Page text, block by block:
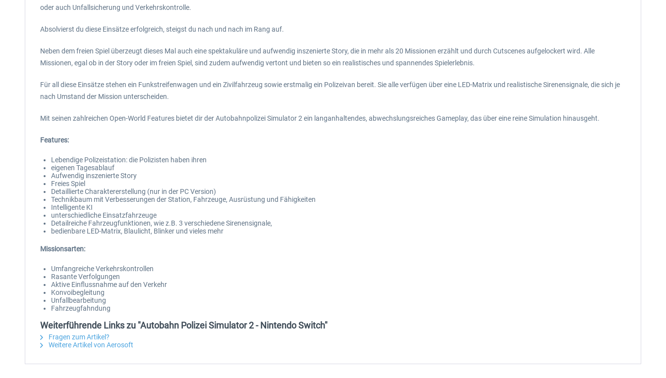
oder auch Unfallsicherung und Verkehrskontrolle.
Absolvierst du diese Einsätze erfolgreich, steigst du nach und nach im Rang auf.
Neben dem freien Spiel überzeugt dieses Mal auch eine spektakuläre und aufwendig inszenierte Story, die in mehr als 20 Missionen erzählt und durch Cutscenes aufgelockert wird. Alle
Missionen, egal ob in der Story oder im freien Spiel, sind zudem aufwendig vertont und bieten so ein realistisches und spannendes Spielerlebnis.
Für all diese Einsätze stehen ein Funkstreifenwagen und ein Zivilfahrzeug sowie erstmalig ein Polizeivan bereit. Sie alle verfügen über eine LED-Matrix und realistische Sirenensignale, die sich je
nach Umstand der Mission unterscheiden.
Mit seinen zahlreichen Open-World Features bietet dir der Autobahnpolizei Simulator 2 ein langanhaltendes, abwechslungsreiches Gameplay, das über eine reine Simulation hinausgeht.
Features:
Lebendige Polizeistation: die Polizisten haben ihren
eigenen Tagesablauf
Aufwendig inszenierte Story
Freies Spiel
Detaillierte Charaktererstellung (nur in der PC Version)
Technikbaum mit Verbesserungen der Station, Fahrzeuge, Ausrüstung und Fähigkeiten
Intelligente KI
unterschiedliche Einsatzfahrzeuge
Detailreiche Fahrzeugfunktionen, wie z.B. 3 verschiedene Sirenensignale,
bedienbare LED-Matrix, Blaulicht, Blinker und vieles mehr
Missionsarten:
Umfangreiche Verkehrskontrollen
Rasante Verfolgungen
Aktive Einflussnahme auf den Verkehr
Konvoibegleitung
Unfallbearbeitung
Fahrzeugfahndung
Weiterführende Links zu "Autobahn Polizei Simulator 2 - Nintendo Switch"
Fragen zum Artikel?
Weitere Artikel von Aerosoft